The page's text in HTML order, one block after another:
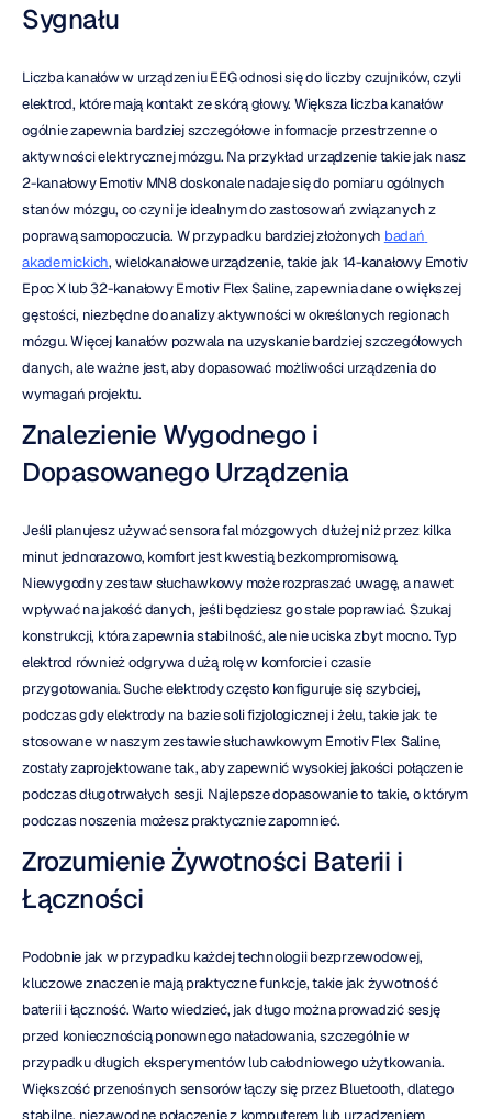
Sygnału
Liczba kanałów w urządzeniu EEG odnosi się do liczby czujników, czyli
elektrod, które mają kontakt ze skórą głowy. Większa liczba kanałów
ogólnie zapewnia bardziej szczegółowe informacje przestrzenne o
aktywności elektrycznej mózgu. Na przykład urządzenie takie jak nasz
2-kanałowy Emotiv MN8 doskonale nadaje się do pomiaru ogólnych
stanów mózgu, co czyni je idealnym do zastosowań związanych z
poprawą samopoczucia. W przypadku bardziej złożonych badań
akademickich, wielokanałowe urządzenie, takie jak 14-kanałowy Emotiv
Epoc X lub 32-kanałowy Emotiv Flex Saline, zapewnia dane o większej
gęstości, niezbędne do analizy aktywności w określonych regionach
mózgu. Więcej kanałów pozwala na uzyskanie bardziej szczegółowych
danych, ale ważne jest, aby dopasować możliwości urządzenia do
wymagań projektu.
Znalezienie Wygodnego i
Dopasowanego Urządzenia
Jeśli planujesz używać sensora fal mózgowych dłużej niż przez kilka
minut jednorazowo, komfort jest kwestią bezkompromisową.
Niewygodny zestaw słuchawkowy może rozpraszać uwagę, a nawet
wpływać na jakość danych, jeśli będziesz go stale poprawiać. Szukaj
konstrukcji, która zapewnia stabilność, ale nie uciska zbyt mocno. Typ
elektrod również odgrywa dużą rolę w komforcie i czasie
przygotowania. Suche elektrody często konfiguruje się szybciej,
podczas gdy elektrody na bazie soli fizjologicznej i żelu, takie jak te
stosowane w naszym zestawie słuchawkowym Emotiv Flex Saline,
zostały zaprojektowane tak, aby zapewnić wysokiej jakości połączenie
podczas długotrwałych sesji. Najlepsze dopasowanie to takie, o którym
podczas noszenia możesz praktycznie zapomnieć.
Zrozumienie Żywotności Baterii i
Łączności
Podobnie jak w przypadku każdej technologii bezprzewodowej,
kluczowe znaczenie mają praktyczne funkcje, takie jak żywotność
baterii i łączność. Warto wiedzieć, jak długo można prowadzić sesję
przed koniecznością ponownego naładowania, szczególnie w
przypadku długich eksperymentów lub całodniowego użytkowania.
Większość przenośnych sensorów łączy się przez Bluetooth, dlatego
stabilne, niezawodne połączenie z komputerem lub urządzeniem